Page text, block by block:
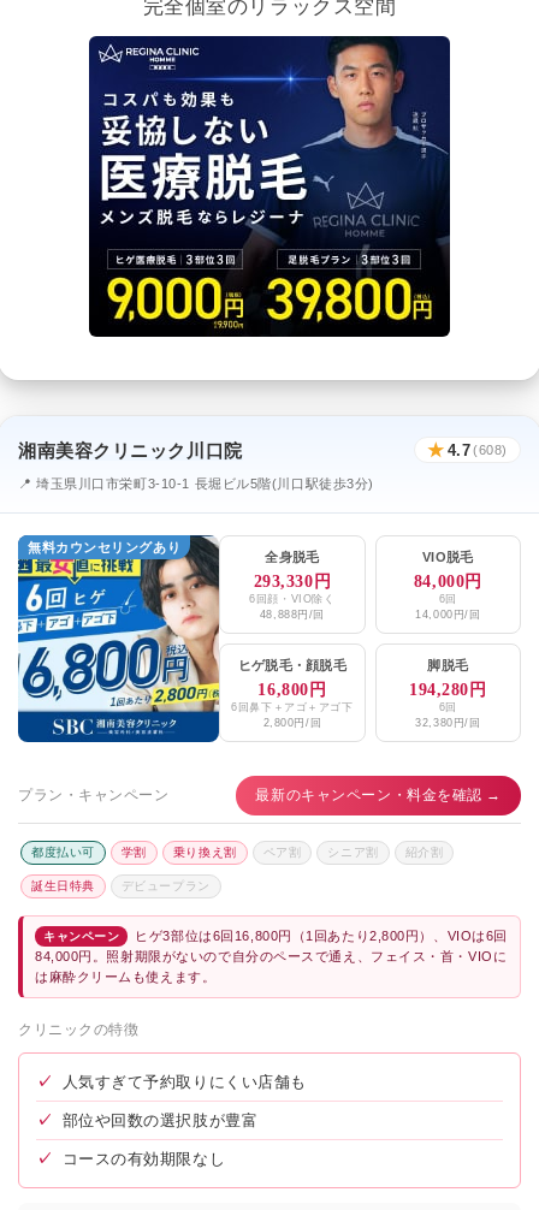
完全個室のリラックス空間
湘南美容クリニック川口院 ★ 4.7(608)
📍 埼玉県川口市栄町3-10-1 長堀ビル5階(川口駅徒歩3分)
無料カウンセリングあり
全身脱毛
293,330円
6回顔・VIO除く
48,888円/回
VIO脱毛
84,000円
6回
14,000円/回
ヒゲ脱毛・ 顔脱毛
16,800円
6回鼻下＋アゴ＋アゴ下
2,800円/回
脚脱毛
194,280円
6回
32,380円/回
プラン・キャンペーン 最新のキャンペーン・料金を確認 →
都度払い可 学割 乗り換え割 ペア割 シニア割 紹介割
誕生日特典 デビュープラン
キャンペーン
ヒゲ3部位は6回16,800円（1回あたり2,800円）、VIOは6回
84,000円。照射期限がないので自分のペースで通え、フェイス・首・VIOに
は麻酔クリームも使えます。
クリニックの特徴
✓ 人気すぎて予約取りにくい店舗も
✓ 部位や回数の選択肢が豊富
✓ コースの有効期限なし